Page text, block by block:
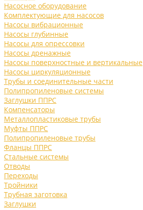
Насосное оборудование
Комплектующие для насосов
Насосы вибрационные
Насосы глубинные
Насосы для опрессовки
Насосы дренажные
Насосы поверхностные и вертикальные
Насосы циркуляционные
Трубы и соединительные части
Полипропиленовые системы
Заглушки ППРС
Компенсаторы
Металлопластиковые трубы
Муфты ППРС
Полипропиленовые трубы
Фланцы ППРС
Стальные системы
Отводы
Переходы
Тройники
Трубная заготовка
Заглушки